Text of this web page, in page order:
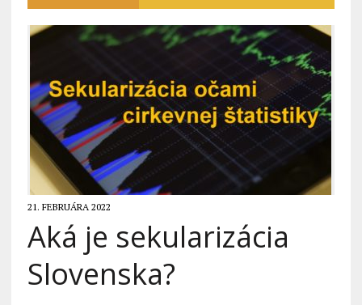
21. FEBRUÁRA 2022
Aká je sekularizácia
Slovenska?